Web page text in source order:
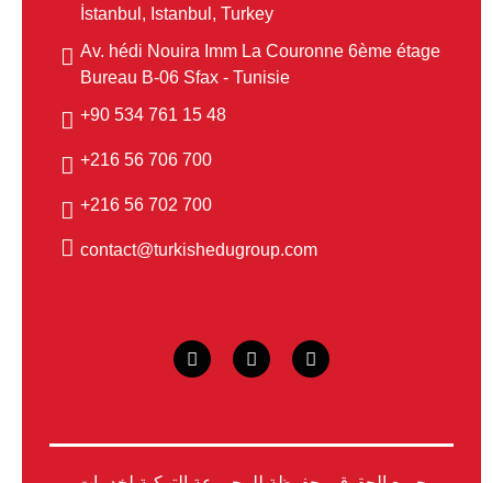
İstanbul, Istanbul, Turkey
Av. hédi Nouira Imm La Couronne 6ème étage
Bureau B-06 Sfax - Tunisie
48 15 761 534 90+
700 706 56 216+
700 702 56 216+
contact@turkishedugroup.com